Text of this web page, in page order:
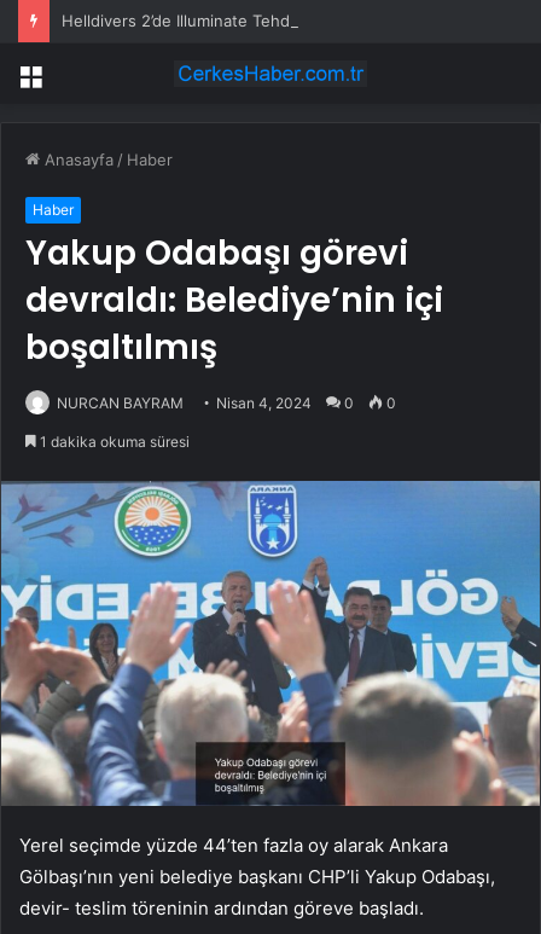
Helldivers 2’de Illuminate Tehdidi Geri Dönüyor!
Menü
Anasayfa / Haber
Haber
Yakup Odabaşı görevi
devraldı: Belediye’nin içi
boşaltılmış
NURCAN BAYRAM Nisan 4, 2024 0 0
1 dakika okuma süresi
Yerel seçimde yüzde 44’ten fazla oy alarak Ankara
Gölbaşı’nın yeni belediye başkanı CHP’li Yakup Odabaşı,
devir- teslim töreninin ardından göreve başladı.